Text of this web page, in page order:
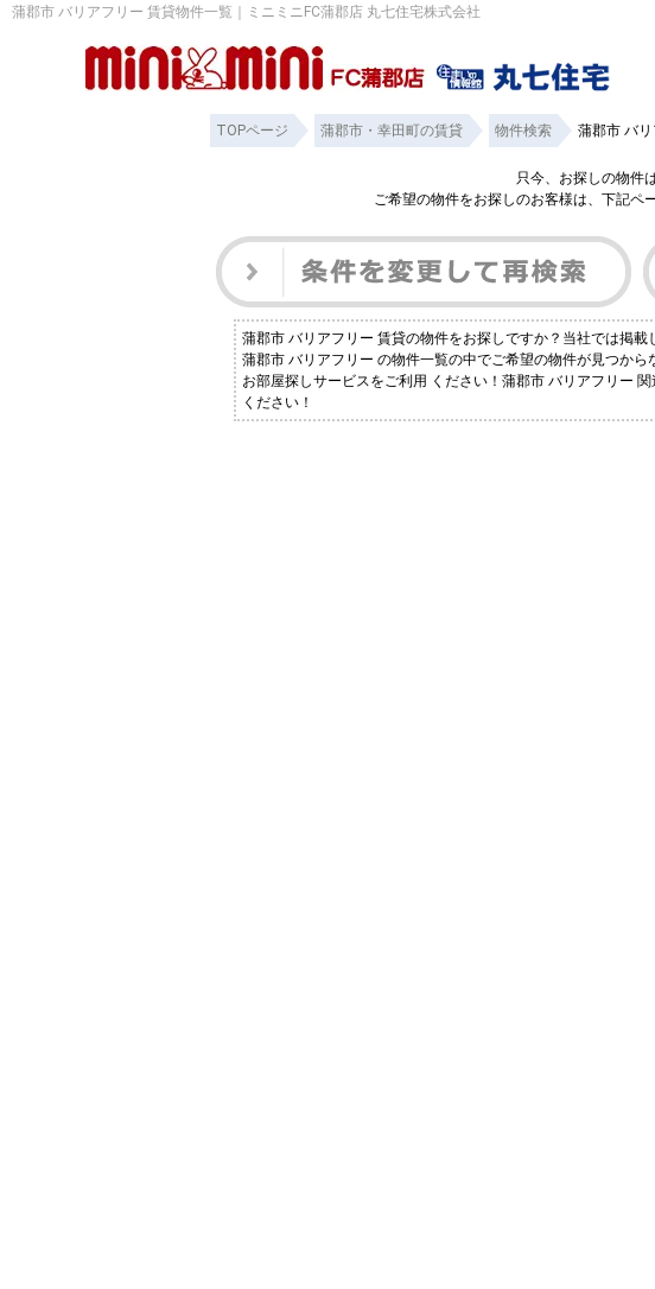
蒲郡市 バリアフリー 賃貸物件一覧｜ミニミニFC蒲郡店 丸七住宅株式会社
TOPページ 蒲郡市・幸田町の賃貸 物件検索 蒲郡市 バ
只今、お探しの物件
ご希望の物件をお探しのお客様は、下記ペ
蒲郡市 バリアフリー 賃貸の物件をお探しですか？当社では掲
蒲郡市 バリアフリー の物件一覧の中でご希望の物件が見つか
お部屋探しサービスをご利用 ください！蒲郡市 バリアフリー
ください！